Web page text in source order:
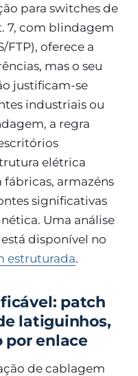
para switches de
7, com blindagem
FTP), oferece a
mas o seu
justificam-se
industriais ou
a regra
elétrica
fábricas, armazéns
significativas
Uma análise
disponível no
estruturada.
patch
latiguinhos,
por enlace
de cablagem